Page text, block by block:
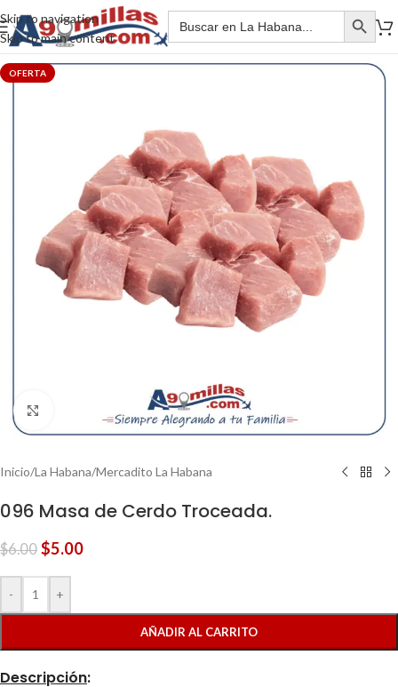
Skip to navigation
Skip to main content
OFERTA
Inicio/La Habana/Mercadito La Habana
096 Masa de Cerdo Troceada.
$6.00 $5.00
- +
AÑADIR AL CARRITO
Descripción: